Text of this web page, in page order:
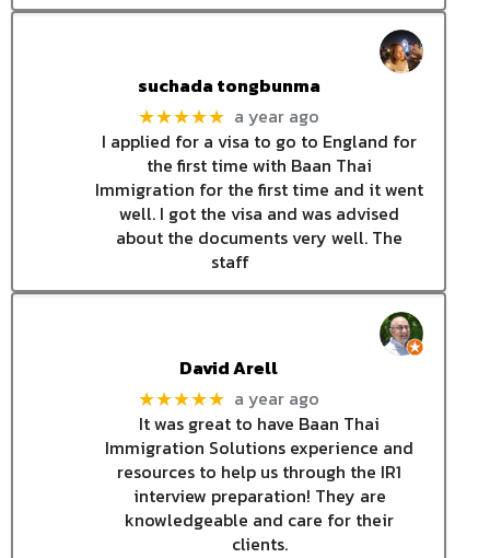
suchada tongbunma
★★★★★ a year ago
I applied for a visa to go to England for
the first time with Baan Thai
Immigration for the first time and it went
well. I got the visa and was advised
about the documents very well. The
staff
David Arell
★★★★★ a year ago
It was great to have Baan Thai
Immigration Solutions experience and
resources to help us through the IR1
interview preparation! They are
knowledgeable and care for their
clients.